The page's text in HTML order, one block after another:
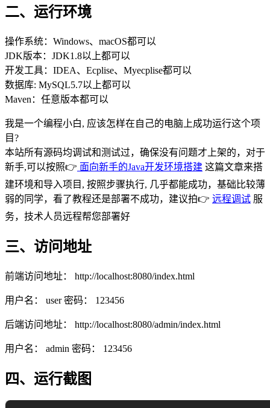
二、运行环境
操作系统：Windows、macOS都可以
JDK版本：JDK1.8以上都可以
开发工具：IDEA、Ecplise、Myecplise都可以
数据库: MySQL5.7以上都可以
Maven：任意版本都可以
我是一个编程小白, 应该怎样在自己的电脑上成功运行这个项
目?
本站所有源码均调试和测试过，确保没有问题才上架的，对于
新手,可以按照👉 面向新手的Java开发环境搭建 这篇文章来搭
建环境和导入项目, 按照步骤执行, 几乎都能成功，基础比较薄
弱的同学，看了教程还是部署不成功，建议拍👉 远程调试 服
务，技术人员远程帮您部署好
三、访问地址
前端访问地址： http://localhost:8080/index.html
用户名： user 密码： 123456
后端访问地址： http://localhost:8080/admin/index.html
用户名： admin 密码： 123456
四、运行截图